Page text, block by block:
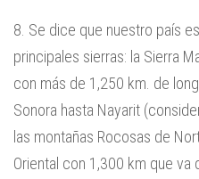
8. Se dice que nuestro país
principales sierras: la Sierra
con más de 1,250 km. de
Sonora hasta Nayarit
las montañas Rocosas de
Oriental con 1,300 km que va